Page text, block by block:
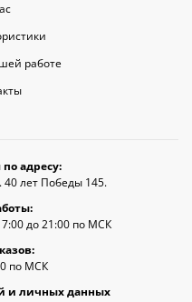
работе
адресу:
40 лет Победы 145.
до 21:00 по МСК
по МСК
и личных данных